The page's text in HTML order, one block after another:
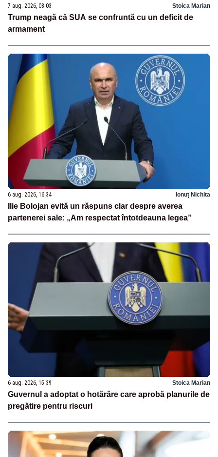
7 aug. 2026, 08:03 Stoica Marian
Trump neagă că SUA se confruntă cu un deficit de
armament
6 aug. 2026, 16:34 Ionuț Nichita
Ilie Bolojan evită un răspuns clar despre averea
partenerei sale: „Am respectat întotdeauna legea”
6 aug. 2026, 15:39 Stoica Marian
Guvernul a adoptat o hotărâre care aprobă planurile de
pregătire pentru riscuri